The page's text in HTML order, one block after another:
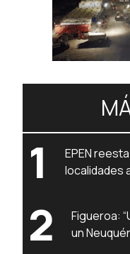
1
EPEN
localidades
2
Figueroa:
un